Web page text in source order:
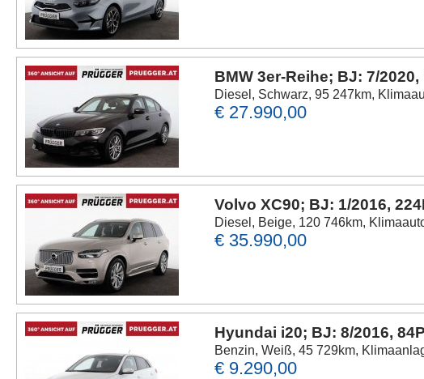
BMW 3er-Reihe; BJ: 7/2020,
Diesel, Schwarz, 95 247km,
€ 27.990,00
Volvo XC90; BJ: 1/2016,
Diesel, Beige, 120 746km,
€ 35.990,00
Hyundai i20; BJ: 8/2016,
Benzin, Weiß, 45 729km,
€ 9.290,00